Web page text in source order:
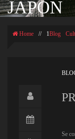
JAPON
Home // 1Blog
Se